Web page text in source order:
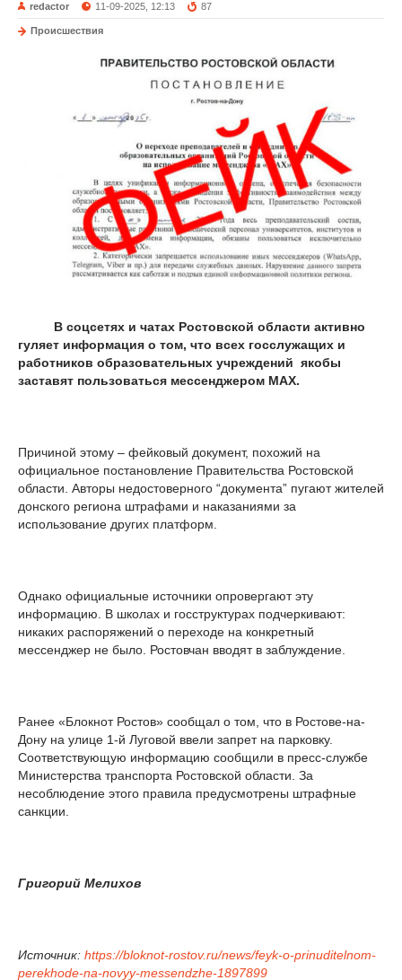
redactor 11-09-2025, 12:13 87
Происшествия
В соцсетях и чатах Ростовской области активно
гуляет информация о том, что всех госслужащих и
работников образовательных учреждений якобы
заставят пользоваться мессенджером MAX.
Причиной этому – фейковый документ, похожий на
официальное постановление Правительства Ростовской
области. Авторы недостоверного “документа” пугают жителей
донского региона штрафами и наказаниями за
использование других платформ.
Однако официальные источники опровергают эту
информацию. В школах и госструктурах подчеркивают:
никаких распоряжений о переходе на конкретный
мессенджер не было. Ростовчан вводят в заблуждение.
Ранее «Блокнот Ростов» сообщал о том, что в Ростове-на-
Дону на улице 1-й Луговой ввели запрет на парковку.
Соответствующую информацию сообщили в пресс-службе
Министерства транспорта Ростовской области. За
несоблюдение этого правила предусмотрены штрафные
санкции.
Григорий Мелихов
Источник: https://bloknot-rostov.ru/news/feyk-o-prinuditelnom-
perekhode-na-novyy-messendzhe-1897899